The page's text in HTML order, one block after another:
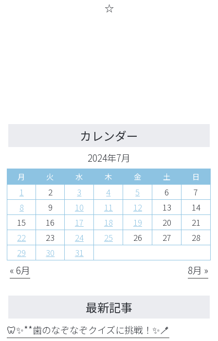
☆
カレンダー
2024年7月
月 火 水 木 金 土 日
1 2 3 4 5 6
7
8
9 10 11 12 13
14
15
16 17 18 19 20
21
22
23 24 25 26 27
28
29
30 31
« 6月 8月 »
最新記事
🦷✨**歯のなぞなぞクイズに挑戦！✨🪥